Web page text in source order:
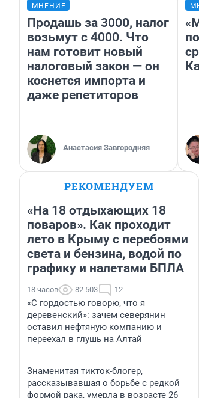
МНЕНИЕ
Продашь за 3000, налог
возьмут с 4000. Что
нам готовит новый
налоговый закон — он
коснется импорта и
даже репетиторов
Анастасия Завгородняя
РЕКОМЕНДУЕМ
«На 18 отдыхающих 18
поваров». Как проходит
лето в Крыму с перебоями
света и бензина, водой по
графику и налетами БПЛА
18 часов 82 503 12
«С гордостью говорю, что я
деревенский»: зачем северянин
оставил нефтяную компанию и
переехал в глушь на Алтай
Знаменитая тикток-блогер,
рассказывавшая о борьбе с редкой
формой рака, умерла в возрасте 26